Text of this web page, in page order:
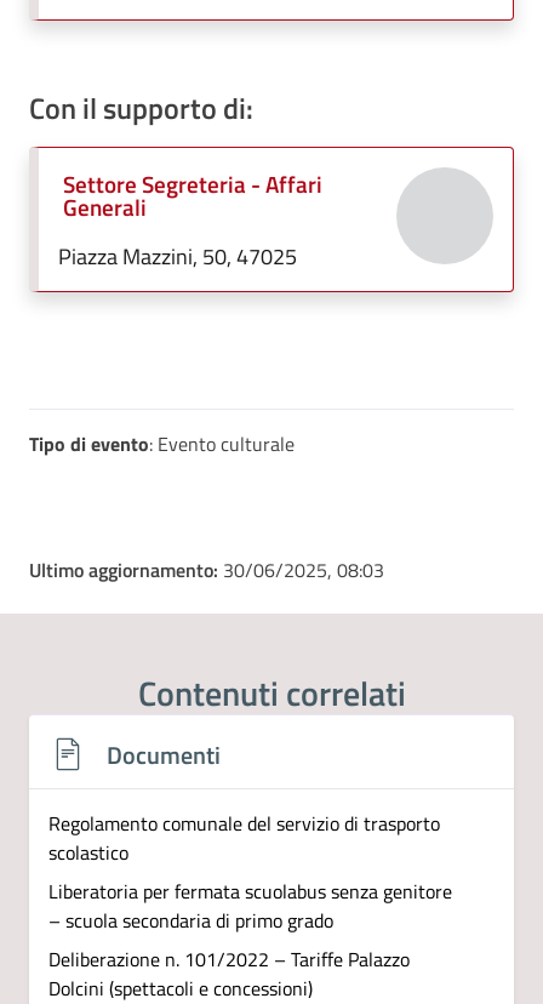
Con il supporto di:
Settore Segreteria - Affari
Generali
Piazza Mazzini, 50, 47025
Tipo di evento: Evento culturale
Ultimo aggiornamento: 30/06/2025, 08:03
Contenuti correlati
Documenti
Regolamento comunale del servizio di trasporto
scolastico
Liberatoria per fermata scuolabus senza genitore
– scuola secondaria di primo grado
Deliberazione n. 101/2022 – Tariffe Palazzo
Dolcini (spettacoli e concessioni)